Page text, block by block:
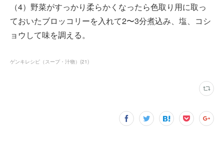
（4）野菜がすっかり柔らかくなったら色取り用に取っ
ておいたブロッコリーを入れて2〜3分煮込み、塩、コシ
ョウして味を調える。
ゲンキレシピ（スープ・汁物） (21)